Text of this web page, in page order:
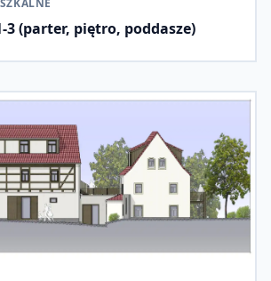
3 (parter, piętro, poddasze)